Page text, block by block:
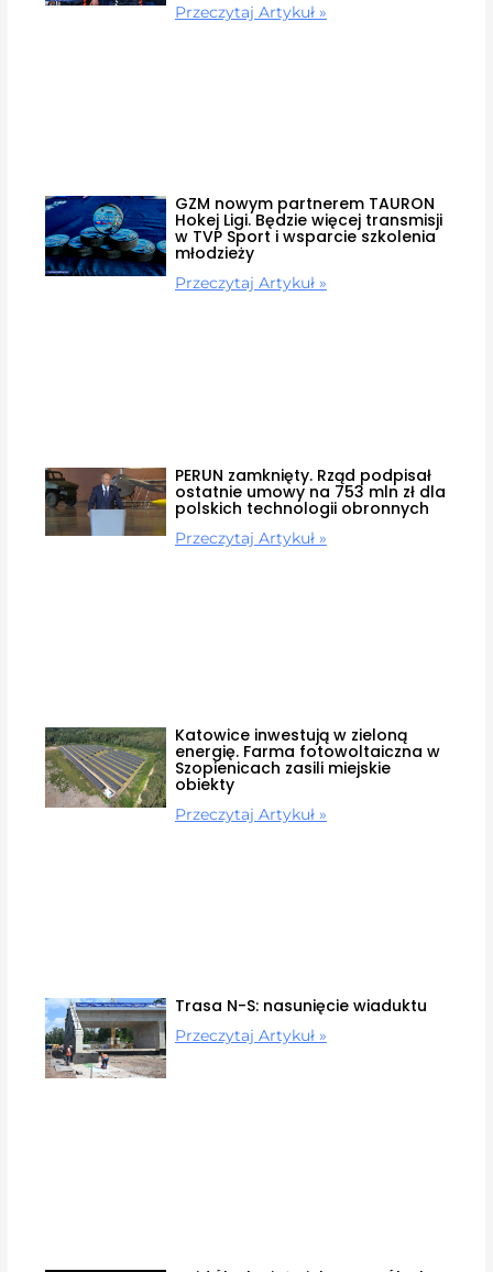
Przeczytaj Artykuł »
GZM nowym partnerem TAURON
Hokej Ligi. Będzie więcej transmisji
w TVP Sport i wsparcie szkolenia
młodzieży
Przeczytaj Artykuł »
PERUN zamknięty. Rząd podpisał
ostatnie umowy na 753 mln zł dla
polskich technologii obronnych
Przeczytaj Artykuł »
Katowice inwestują w zieloną
energię. Farma fotowoltaiczna w
Szopienicach zasili miejskie
obiekty
Przeczytaj Artykuł »
Trasa N-S: nasunięcie wiaduktu
Przeczytaj Artykuł »